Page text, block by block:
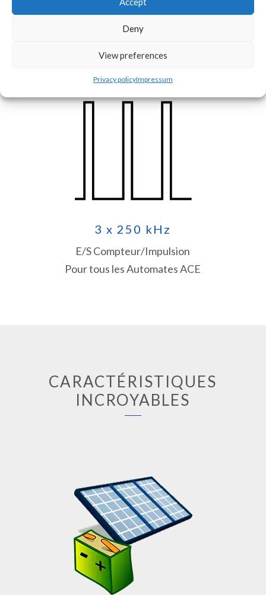
Deny
View preferences
Privacy policyImpressum
Jusqu’à 16bits / 65536p
Entrées/Sorties
3 x 250 kHz
E/S Compteur/Impulsion
Pour tous les Automates ACE
CARACTÉRISTIQUES
INCROYABLES